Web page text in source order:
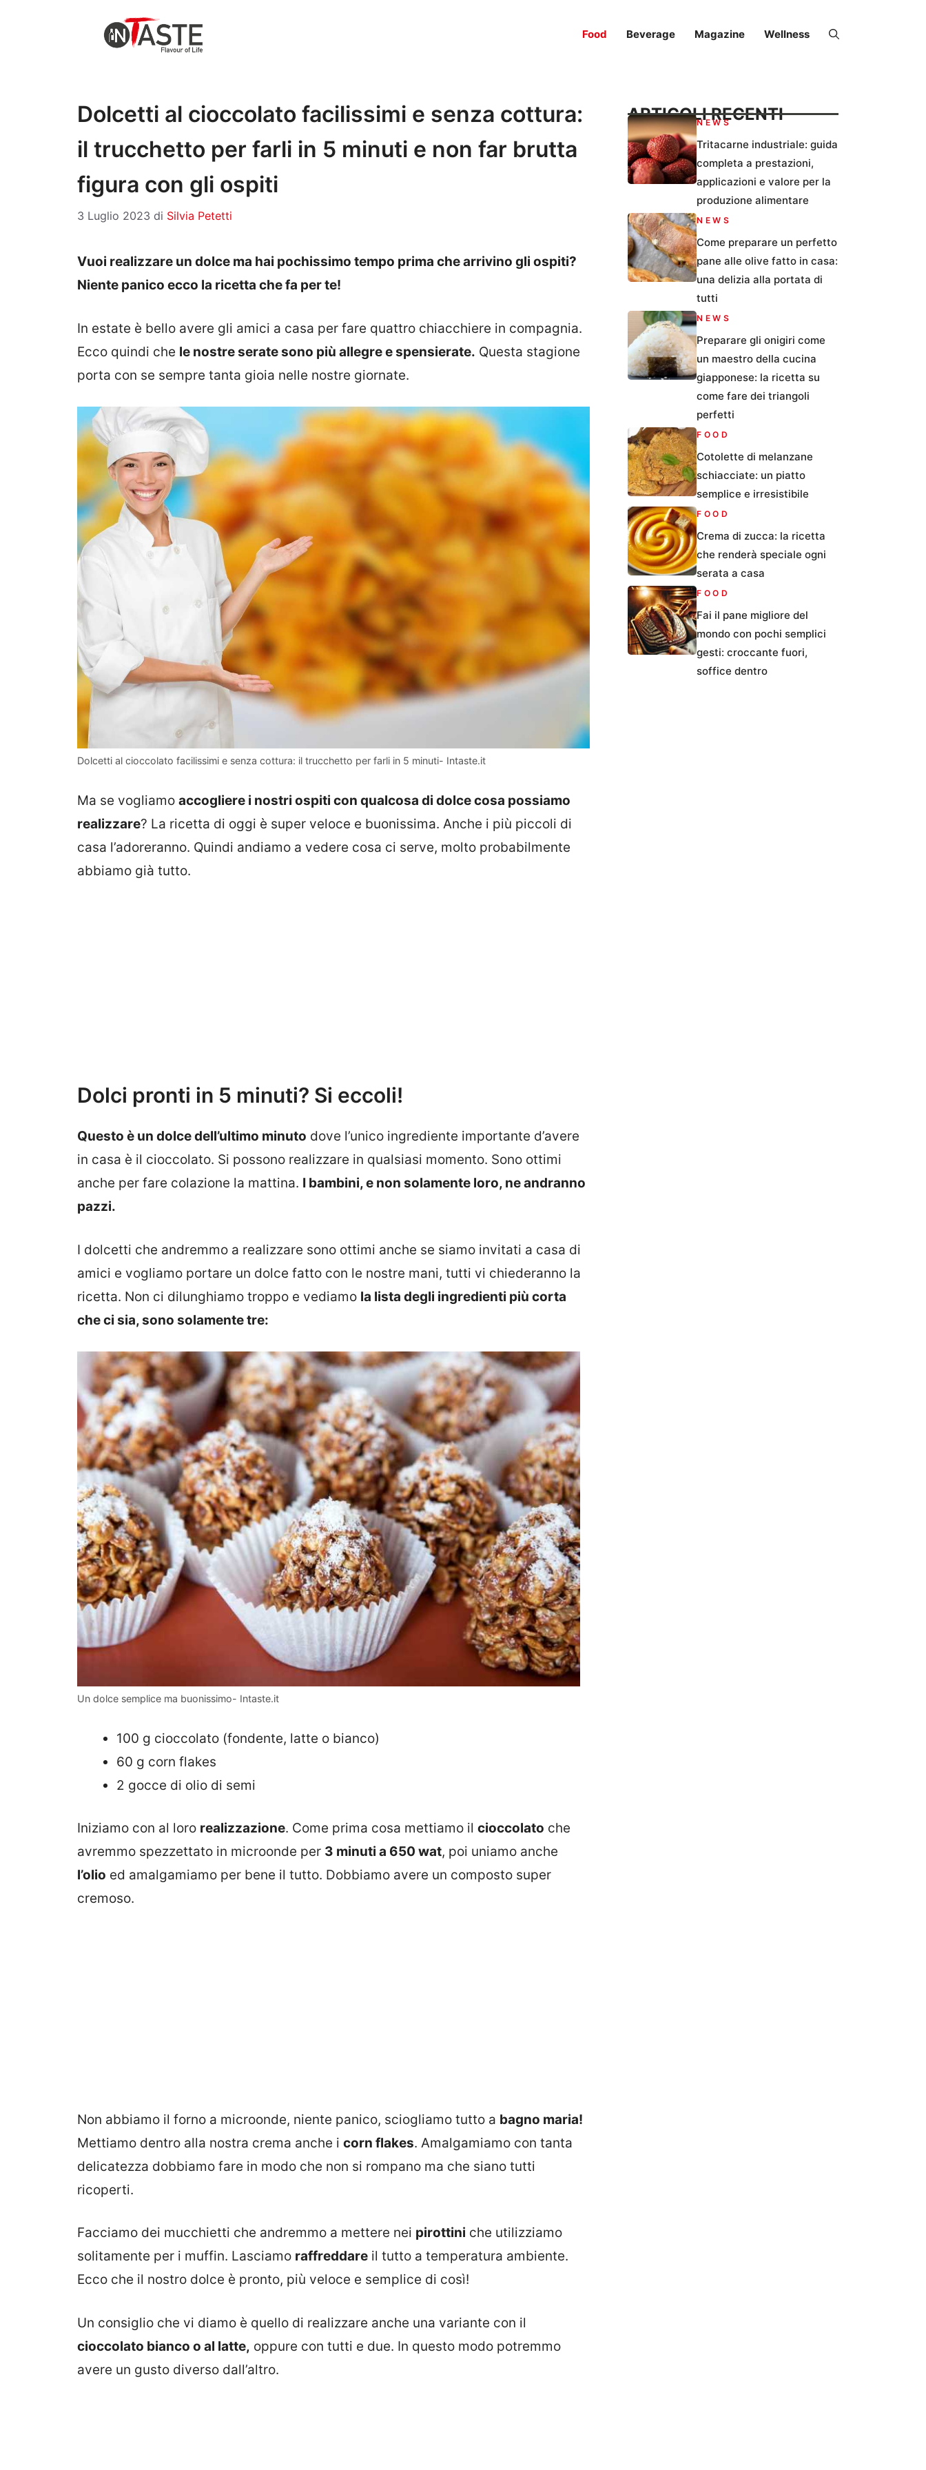
Food Beverage Magazine Wellness
Dolcetti al cioccolato facilissimi e senza cottura:
il trucchetto per farli in 5 minuti e non far brutta
figura con gli ospiti
3 Luglio 2023 di Silvia Petetti
Vuoi realizzare un dolce ma hai pochissimo tempo prima che arrivino gli ospiti?
Niente panico ecco la ricetta che fa per te!
In estate è bello avere gli amici a casa per fare quattro chiacchiere in compagnia.
Ecco quindi che le nostre serate sono più allegre e spensierate. Questa stagione
porta con se sempre tanta gioia nelle nostre giornate.
Dolcetti al cioccolato facilissimi e senza cottura: il trucchetto per farli in 5 minuti- Intaste.it
Ma se vogliamo accogliere i nostri ospiti con qualcosa di dolce cosa possiamo
realizzare? La ricetta di oggi è super veloce e buonissima. Anche i più piccoli di
casa l’adoreranno. Quindi andiamo a vedere cosa ci serve, molto probabilmente
abbiamo già tutto.
Dolci pronti in 5 minuti? Si eccoli!
Questo è un dolce dell’ultimo minuto dove l’unico ingrediente importante d’avere
in casa è il cioccolato. Si possono realizzare in qualsiasi momento. Sono ottimi
anche per fare colazione la mattina. I bambini, e non solamente loro, ne andranno
pazzi.
I dolcetti che andremmo a realizzare sono ottimi anche se siamo invitati a casa di
amici e vogliamo portare un dolce fatto con le nostre mani, tutti vi chiederanno la
ricetta. Non ci dilunghiamo troppo e vediamo la lista degli ingredienti più corta
che ci sia, sono solamente tre:
Un dolce semplice ma buonissimo- Intaste.it
100 g cioccolato (fondente, latte o bianco)
60 g corn flakes
2 gocce di olio di semi
Iniziamo con al loro realizzazione. Come prima cosa mettiamo il cioccolato che
avremmo spezzettato in microonde per 3 minuti a 650 wat, poi uniamo anche
l’olio ed amalgamiamo per bene il tutto. Dobbiamo avere un composto super
cremoso.
Non abbiamo il forno a microonde, niente panico, sciogliamo tutto a bagno maria!
Mettiamo dentro alla nostra crema anche i corn flakes. Amalgamiamo con tanta
delicatezza dobbiamo fare in modo che non si rompano ma che siano tutti
ricoperti.
Facciamo dei mucchietti che andremmo a mettere nei pirottini che utilizziamo
solitamente per i muffin. Lasciamo raffreddare il tutto a temperatura ambiente.
Ecco che il nostro dolce è pronto, più veloce e semplice di così!
Un consiglio che vi diamo è quello di realizzare anche una variante con il
cioccolato bianco o al latte, oppure con tutti e due. In questo modo potremmo
avere un gusto diverso dall’altro.
ARTICOLI RECENTI
NEWS
Tritacarne industriale: guida
completa a prestazioni,
applicazioni e valore per la
produzione alimentare
NEWS
Come preparare un perfetto
pane alle olive fatto in casa:
una delizia alla portata di
tutti
NEWS
Preparare gli onigiri come
un maestro della cucina
giapponese: la ricetta su
come fare dei triangoli
perfetti
FOOD
Cotolette di melanzane
schiacciate: un piatto
semplice e irresistibile
FOOD
Crema di zucca: la ricetta
che renderà speciale ogni
serata a casa
FOOD
Fai il pane migliore del
mondo con pochi semplici
gesti: croccante fuori,
soffice dentro